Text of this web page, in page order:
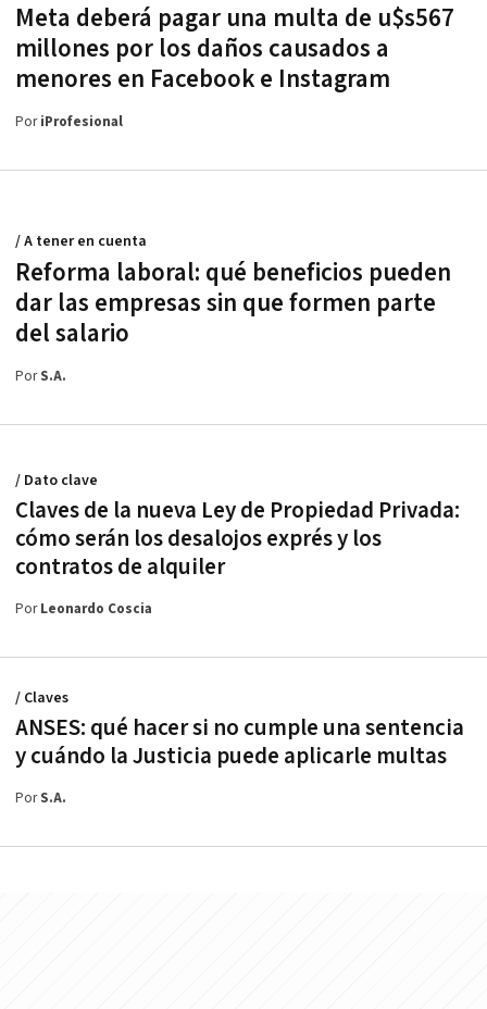
Meta deberá pagar una multa de u$s567
millones por los daños causados a
menores en Facebook e Instagram
PoriProfesional
Reforma laboral: qué beneficios pueden
dar las empresas sin que formen parte
del salario
/ A tener en cuenta
PorS.A.
Claves de la nueva Ley de Propiedad Privada:
cómo serán los desalojos exprés y los
contratos de alquiler
/ Dato clave
PorLeonardo Coscia
ANSES: qué hacer si no cumple una sentencia
y cuándo la Justicia puede aplicarle multas
/ Claves
PorS.A.